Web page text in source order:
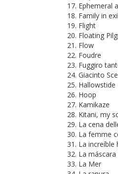
Ephemeral
Family in exil
Flight
Floating
Flow
Foudre
Fuggiro
Giacinto
Hallowstide
Hoop
Kamikaze
Kitani, my
La cena
La femme
La
La máscara
La Mer